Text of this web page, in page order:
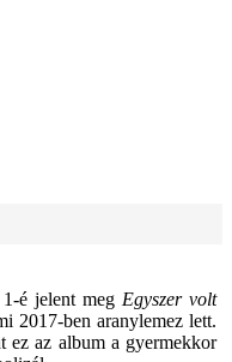
é jelent meg Egyszer volt
2017-ben aranylemez lett.
ez az album a gyermekkor